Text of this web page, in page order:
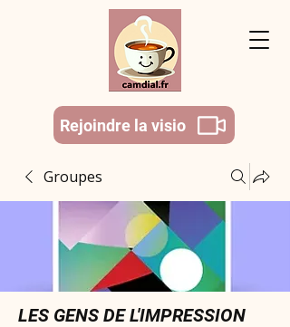
Rejoindre la visio
Groupes
LES GENS DE L'IMPRESSION